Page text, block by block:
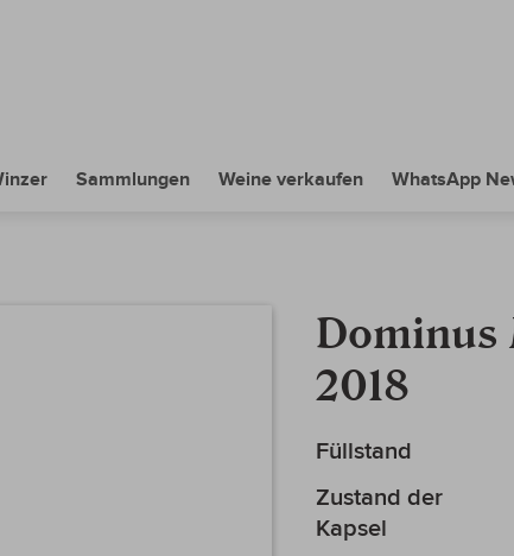
Sammlungen Weine verkaufen WhatsApp
Dominus
2018
Mehr
Füllstand
Zustand der
Kapsel